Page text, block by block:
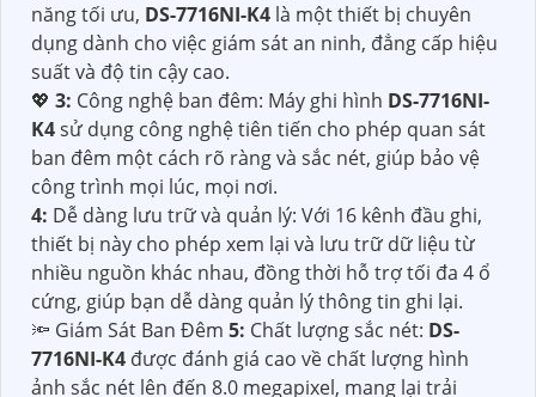
năng tối ưu, DS-7716NI-K4 là một thiết bị chuyên
dụng dành cho việc giám sát an ninh, đẳng cấp hiệu
suất và độ tin cậy cao.
💖 3: Công nghệ ban đêm: Máy ghi hình DS-7716NI-
K4sử dụng công nghệ tiên tiến cho phép quan sát
ban đêm một cách rõ ràng và sắc nét, giúp bảo vệ
công trình mọi lúc, mọi nơi.
4: Dễ dàng lưu trữ và quản lý: Với 16 kênh đầu ghi,
thiết bị này cho phép xem lại và lưu trữ dữ liệu từ
nhiều nguồn khác nhau, đồng thời hỗ trợ tối đa 4 ổ
cứng, giúp bạn dễ dàng quản lý thông tin ghi lại.
🔦 Giám Sát Ban Đêm 5: Chất lượng sắc nét: DS-
7716NI-K4 được đánh giá cao về chất lượng hình
ảnh sắc nét lên đến 8.0 megapixel, mang lại trải